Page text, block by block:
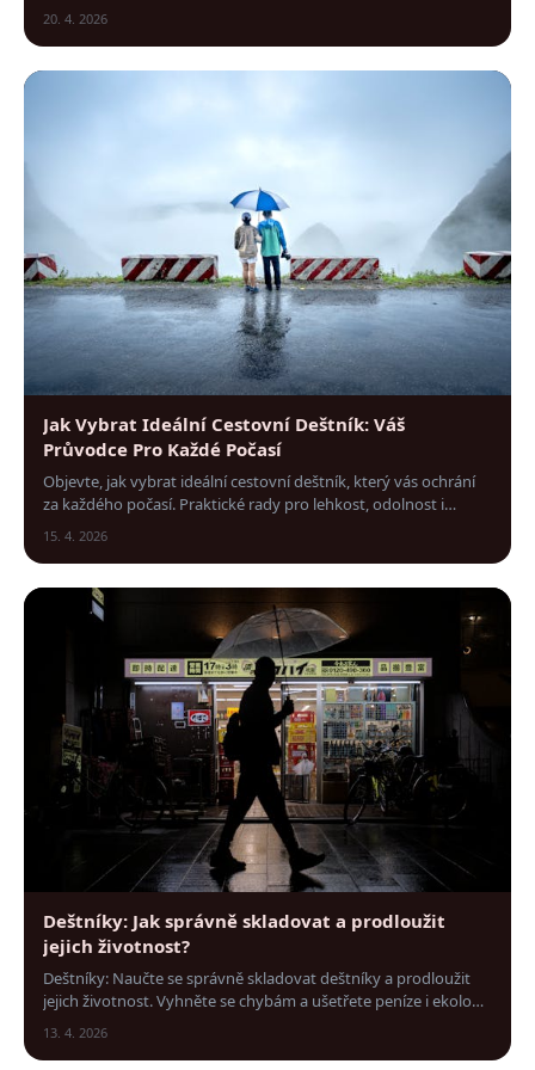
20. 4. 2026
Jak Vybrat Ideální Cestovní Deštník: Váš
Průvodce Pro Každé Počasí
Objevte, jak vybrat ideální cestovní deštník, který vás ochrání
za každého počasí. Praktické rady pro lehkost, odolnost i
15. 4. 2026
Deštníky: Jak správně skladovat a prodloužit
jejich životnost?
Deštníky: Naučte se správně skladovat deštníky a prodloužit
jejich životnost. Vyhněte se chybám a ušetřete peníze i ekologii.
13. 4. 2026